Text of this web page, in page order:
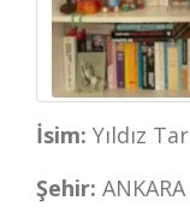
İsim: Yıldız Tar
Şehir: ANKARA